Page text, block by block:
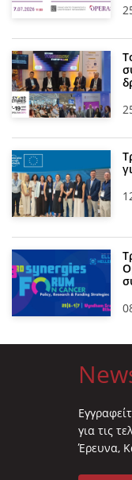
για τις
Έρευνα,